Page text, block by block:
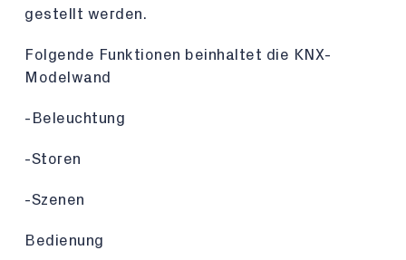
gestellt werden.
Folgende Funktionen beinhaltet die KNX-
Modelwand
-Beleuchtung
-Storen
-Szenen
Bedienung